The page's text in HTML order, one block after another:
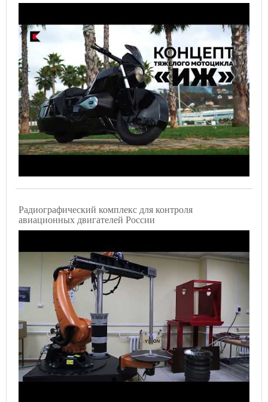
Радиографический комплекс для контроля
авиационных двигателей России